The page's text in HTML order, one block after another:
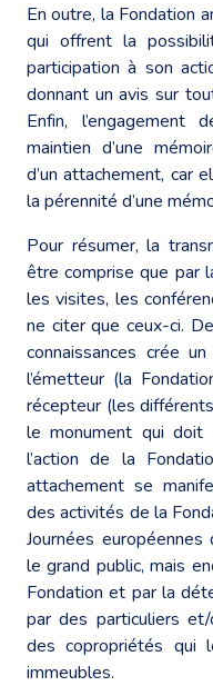
En outre, la Fondation
qui offrent la
participation à son
donnant un avis sur
Enfin,
maintien d’une
d’un attachement, car
la pérennité d’une
Pour résumer, la
être comprise que par
les visites, les
ne citer que ceux-ci.
connaissances crée
l’émetteur (la
récepteur (les
le monument qui
l’action de la
attachement se
des activités de la
Journées
le grand public, mais
Fondation et par la
par des particuliers
des copropriétés qui
immeubles.